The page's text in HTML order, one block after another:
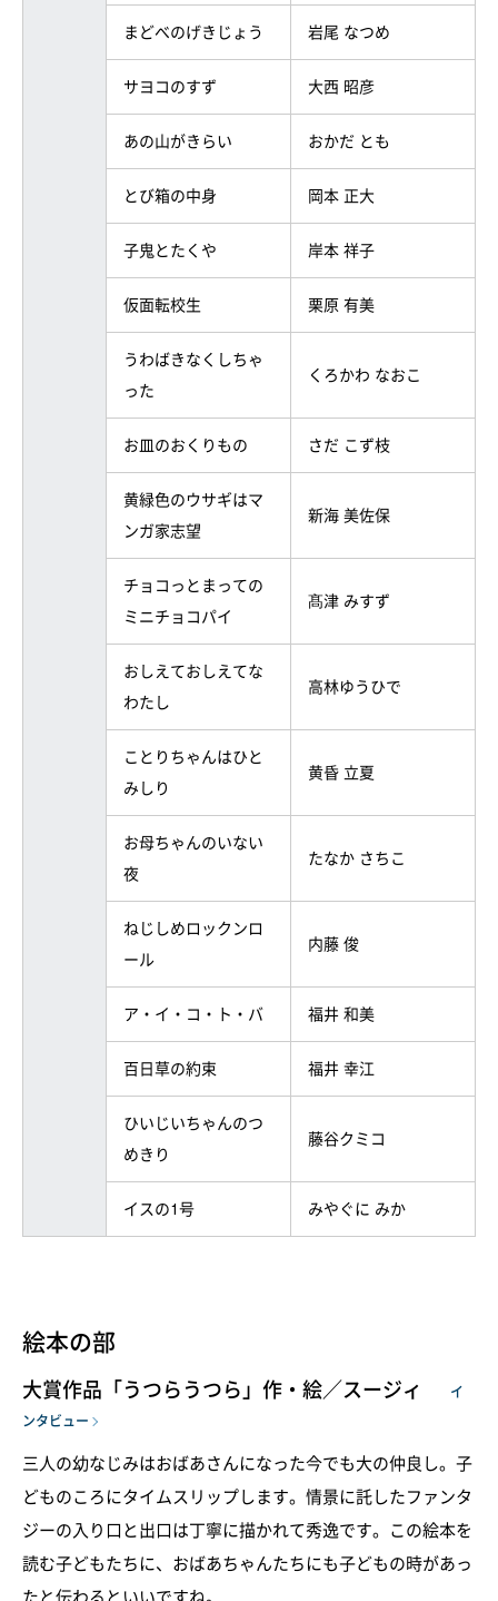
まどべのげきじょう 岩尾 なつめ
サヨコのすず 大西 昭彦
あの山がきらい おかだ とも
とび箱の中身 岡本 正大
子鬼とたくや 岸本 祥子
仮面転校生 栗原 有美
うわばきなくしちゃ
った
くろかわ なおこ
お皿のおくりもの さだ こず枝
黄緑色のウサギはマ
ンガ家志望
新海 美佐保
チョコっとまっての
ミニチョコパイ
髙津 みすず
おしえておしえてな
わたし
高林ゆうひで
ことりちゃんはひと
みしり
黄昏 立夏
お母ちゃんのいない
夜
たなか さちこ
ねじしめロックンロ
ール
内藤 俊
ア・イ・コ・ト・バ 福井 和美
百日草の約束 福井 幸江
ひいじいちゃんのつ
めきり
藤谷クミコ
イスの1号 みやぐに みか
絵本の部
大賞作品「うつらうつら」作・絵／スージィ
イ
ンタビュー
三人の幼なじみはおばあさんになった今でも大の仲良し。子
どものころにタイムスリップします。情景に託したファンタ
ジーの入り口と出口は丁寧に描かれて秀逸です。この絵本を
読む子どもたちに、おばあちゃんたちにも子どもの時があっ